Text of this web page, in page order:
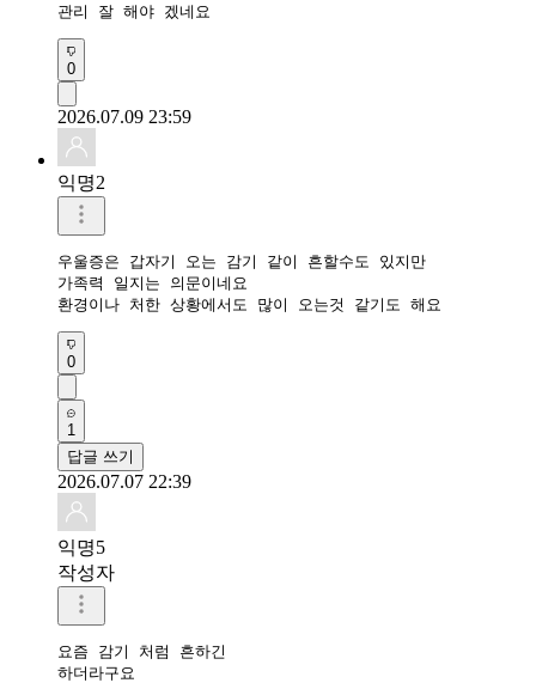
관리 잘 해야 겠네요
0
2026.07.09 23:59
익명2
우울증은 갑자기 오는 감기 같이 흔할수도 있지만
가족력 일지는 의문이네요
환경이나 처한 상황에서도 많이 오는것 같기도 해요
0
1
답글 쓰기
2026.07.07 22:39
익명5
작성자
요즘 감기 처럼 흔하긴
하더라구요